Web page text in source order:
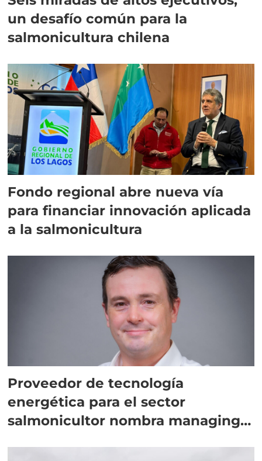
un desafío común para la
salmonicultura chilena
Fondo regional abre nueva vía
para financiar innovación aplicada
a la salmonicultura
Proveedor de tecnología
energética para el sector
salmonicultor nombra managing